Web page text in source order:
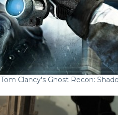
Tom Clancy's Ghost Recon: